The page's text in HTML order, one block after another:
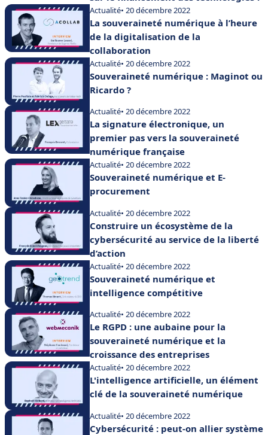
Actualité• 20 décembre 2022
La souveraineté numérique à l’heure
de la digitalisation de la
collaboration
Actualité• 20 décembre 2022
Souveraineté numérique : Maginot ou
Ricardo ?
Actualité• 20 décembre 2022
La signature électronique, un
premier pas vers la souveraineté
numérique française
Actualité• 20 décembre 2022
Souveraineté numérique et E-
procurement
Actualité• 20 décembre 2022
Construire un écosystème de la
cybersécurité au service de la liberté
d’action
Actualité• 20 décembre 2022
Souveraineté numérique et
intelligence compétitive
Actualité• 20 décembre 2022
Le RGPD : une aubaine pour la
souveraineté numérique et la
croissance des entreprises
Actualité• 20 décembre 2022
L'intelligence artificielle, un élément
clé de la souveraineté numérique
Actualité• 20 décembre 2022
Cybersécurité : peut-on allier système